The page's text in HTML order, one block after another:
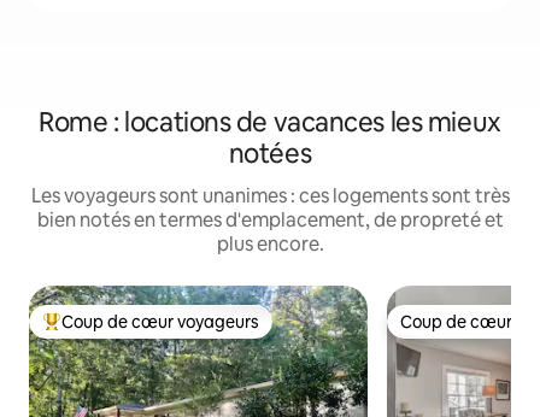
Rome : locations de vacances les mieux
notées
Les voyageurs sont unanimes : ces logements sont très
bien notés en termes d'emplacement, de propreté et
plus encore.
Coups de cœur voyageurs les plus appréciés
Coup de cœur voyageurs Coup de cœur
Coup de cœur